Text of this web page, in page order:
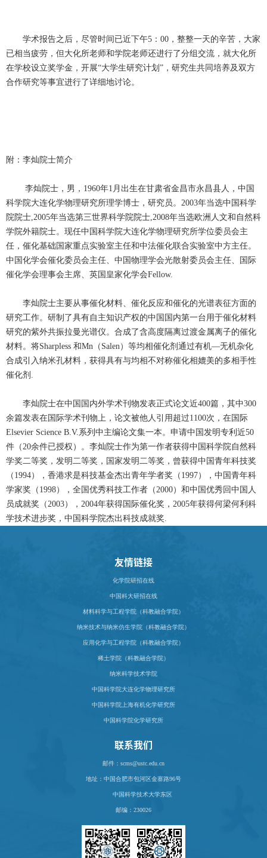
学术报告之后，尽管时间已近下午5：00，整整一天的辛苦，大家
已相当疲劳，但大化所老师和学院老师还进行了分组交流，就大化所
在学校设立奖学金，开展“大学生研究计划”，研究生共同培养及双方
合作研究等事宜进行了详细地讨论。
附：李灿院士简介
李灿院士，男，1960年1月出生在甘肃省金昌市永昌县人，中国
科学院大连化学物理研究所理学博士，研究员。2003年当选中国科学
院院士,2005年当选第三世界科学院院士,2008年当选欧洲人文和自然科
学院外籍院士。现任中国科学院大连化学物理研究所学位委员会主
任，催化基础国家重点实验室主任和中法催化联合实验室中方主任。
中国化学会催化委员会主任、中国物理学会光散射委员会主任、国际
催化学会理事会主席、英国皇家化学会Fellow.
李灿院士主要从事催化材料、催化反应和催化的光谱表征方面的
研究工作。研制了具有自主知识产权的中国国内第一台用于催化材料
研究的紫外共振拉曼光谱仪。合成了含高度隔离过渡金属离子的催化
材料。将Sharpless 和Mn（Salen）等均相催化剂通过有机—无机杂化
合成引入纳米孔材料，获得具有与均相不对称催化相媲美的多相手性
催化剂.
李灿院士在中国国内外学术刊物发表正式论文近400篇，其中300
余篇发表在国际学术刊物上，论文被他人引用超过1100次，在国际
Elsevier Science B.V.系列中主编论文集一本。申请中国发明专利近50
件（20余件已授权）。李灿院士作为第一作者获得中国科学院自然科
学奖二等奖，发明二等奖，国家发明二等奖，曾获得中国青年科技奖
（1994），香港求是科技基金杰出青年学者奖（1997），中国青年科
学家奖（1998），全国优秀科技工作者（2000）和中国优秀回中国人
员成就奖（2003），2004年获得国际催化奖，2005年获得何梁何利科
学技术进步奖，中国科学院杰出科技成就奖.
友情链接
化学院研招在线
中国科大研招在线
材料科学与工程学院（科教融合学院）
纳米技术与纳米仿生学院（科教融合学院）
应用化学与工程学院（科教融合学院）
稀土学院（科教融合学院）
纳米科学技术学院
中国科学院大连化学物理研究所
中国科学院上海有机化学研究所
中国科学院化学研究所
联系我们
邮件：scms@ustc.edu.cn
地址： 中国合肥市包河区金寨路96号
中国科学技术大学东区
邮编：230026